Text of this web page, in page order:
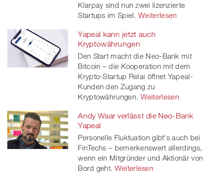
Klarpay sind nun zwei lizenzierte
Startups im Spiel. Weiterlesen
Yapeal kann jetzt auch
Kryptowährungen
Den Start macht die Neo-Bank mit
Bitcoin – die Kooperation mit dem
Krypto-Startup Relai öffnet Yapeal-
Kunden den Zugang zu
Kryptowährungen. Weiterlesen
Andy Waar verlässt die Neo-Bank
Yapeal
Personelle Fluktuation gibt's auch bei
FinTechs – bemerkenswert allerdings,
wenn ein Mitgründer und Aktionär von
Bord geht. Weiterlesen